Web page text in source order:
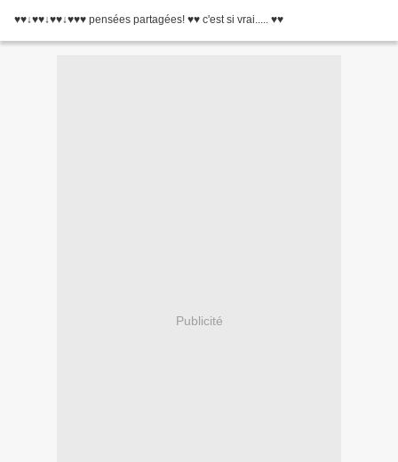
♥♥↓♥♥↓♥♥↓♥♥♥ pensées partagées! ♥♥ c'est si vrai..... ♥♥
Publicité